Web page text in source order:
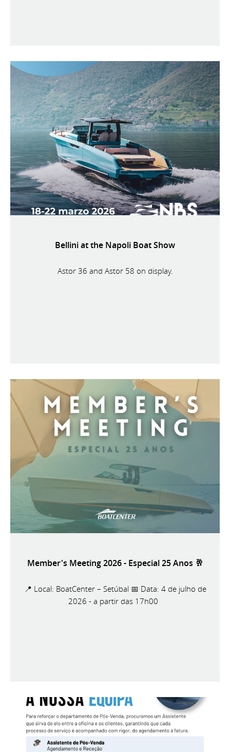
Bellini at the Napoli Boat Show
Astor 36 and Astor 58 on display.
Member's Meeting 2026 - Especial 25 Anos 🥂
📍 Local: BoatCenter – Setúbal 📅 Data: 4 de julho de
2026 - a partir das 17h00